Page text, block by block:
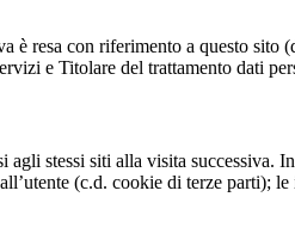
è resa con riferimento a questo sito
e Titolare del trattamento dati
stessi siti alla visita successiva. In
(c.d. cookie di terze parti);